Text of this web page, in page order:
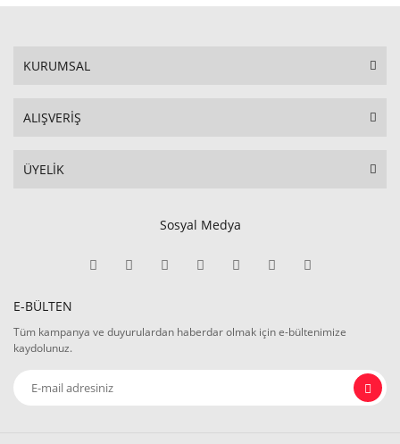
KURUMSAL
ALIŞVERİŞ
ÜYELİK
Sosyal Medya
E-BÜLTEN
Tüm kampanya ve duyurulardan haberdar olmak için e-bültenimize
kaydolunuz.